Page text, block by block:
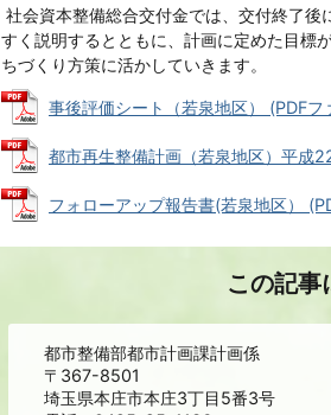
社会資本整備総合交付金では、交付終了
すく説明するとともに、計画に定めた目標
ちづくり方策に活かしていきます。
事後評価シート（若泉地区） (PDFフ
都市再生整備計画（若泉地区）平成
フォローアップ報告書(若泉地区）
この記事
都市整備部都市計画課計画係
〒367-8501
埼玉県本庄市本庄3丁目5番3号